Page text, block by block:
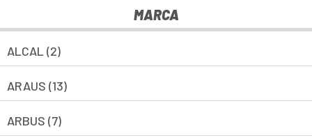
MARCA
ALCAL (2)
ARAUS (13)
ARBUS (7)